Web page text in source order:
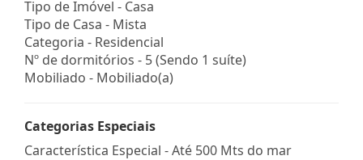
Tipo de Imóvel - Casa
Tipo de Casa - Mista
Categoria - Residencial
Nº de dormitórios - 5 (Sendo 1 suíte)
Mobiliado - Mobiliado(a)
Categorias Especiais
Característica Especial - Até 500 Mts do mar